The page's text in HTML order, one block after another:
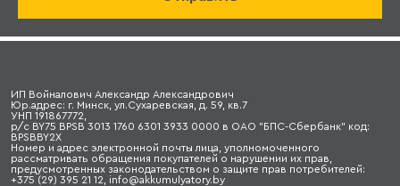
ИП Войналович Александр Александрович
Юр.адрес: г. Минск, ул.Сухаревская, д. 59, кв.7
УНП 191867772,
р/с BY75 BPSB 3013 1760 6301 3933 0000 в ОАО "БПС-Сбербанк" код:
BPSBBY2X
Номер и адрес электронной почты лица, уполномоченного
рассматривать обращения покупателей о нарушении их прав,
предусмотренных законодательством о защите прав потребителей:
+375 (29) 395 21 12, info@akkumulyatory.by